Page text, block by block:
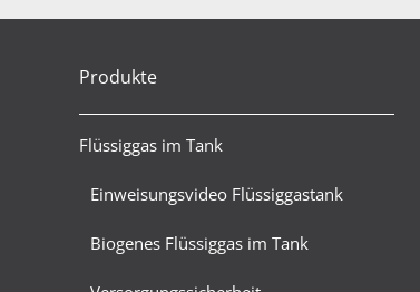
Produkte
Flüssiggas im Tank
Einweisungsvideo Flüssiggastank
Biogenes Flüssiggas im Tank